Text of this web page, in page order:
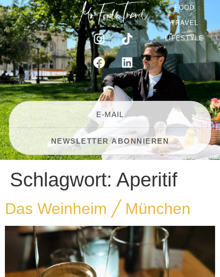
FOOD
TRAVEL
LIFESTYLE
Schlagwort: Aperitif
Das Weinheim ╱ München